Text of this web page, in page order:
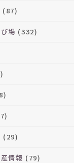
(87)
場 (332)
(29)
情報 (79)